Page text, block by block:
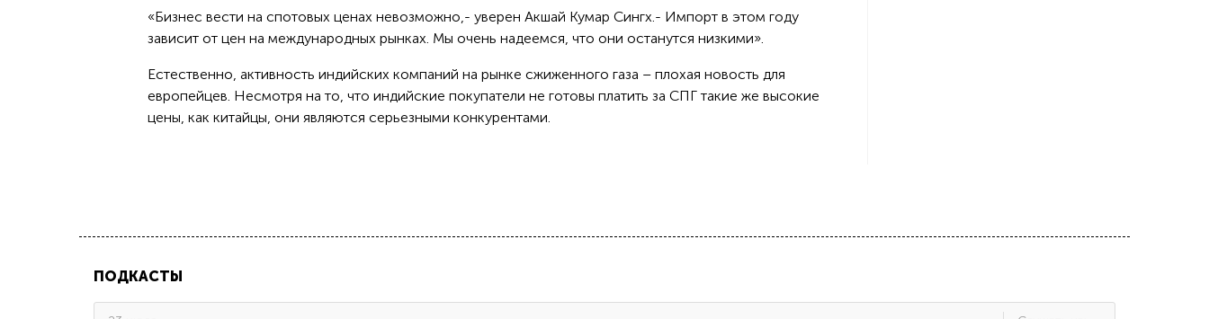
«Бизнес вести на спотовых ценах невозможно,- уверен Акшай Кумар Сингх.- Импорт в этом году
зависит от цен на международных рынках. Мы очень надеемся, что они останутся низкими».
Естественно, активность индийских компаний на рынке сжиженного газа – плохая новость для
европейцев. Несмотря на то, что индийские покупатели не готовы платить за СПГ такие же высокие
цены, как китайцы, они являются серьезными конкурентами.
ПОДКАСТЫ